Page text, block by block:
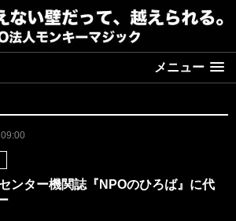
メニュー
ンター機関誌『NPOのひろば』に代